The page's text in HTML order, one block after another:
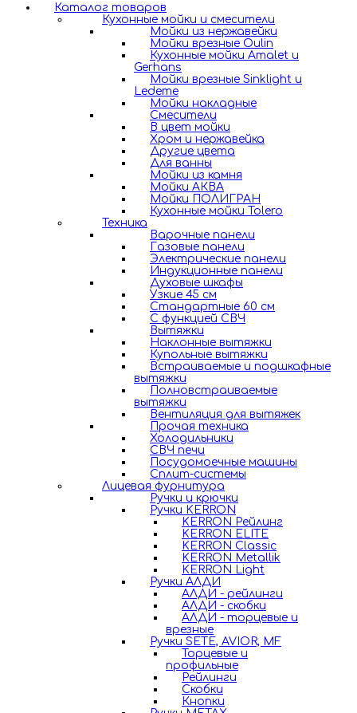
Каталог товаров
Кухонные мойки и смесители
Мойки из нержавейки
Мойки врезные Oulin
Кухонные мойки Amalet и
Gerhans
Мойки врезные Sinklight и
Ledeme
Мойки накладные
Смесители
В цвет мойки
Хром и нержавейка
Другие цвета
Для ванны
Мойки из камня
Мойки АКВА
Мойки ПОЛИГРАН
Кухонные мойки Tolero
Техника
Варочные панели
Газовые панели
Электрические панели
Индукционные панели
Духовые шкафы
Узкие 45 см
Стандартные 60 см
С функцией СВЧ
Вытяжки
Наклонные вытяжки
Купольные вытяжки
Встраиваемые и подшкафные
вытяжки
Полновстраиваемые
вытяжки
Вентиляция для вытяжек
Прочая техника
Холодильники
СВЧ печи
Посудомоечные машины
Сплит-системы
Лицевая фурнитура
Ручки и крючки
Ручки KERRON
KERRON Рейлинг
KERRON ELITE
KERRON Classic
KERRON Metallik
KERRON Light
Ручки АЛДИ
АЛДИ - рейлинги
АЛДИ - скобки
АЛДИ - торцевые и
врезные
Ручки SETE, AVIOR, MF
Торцевые и
профильные
Рейлинги
Скобки
Кнопки